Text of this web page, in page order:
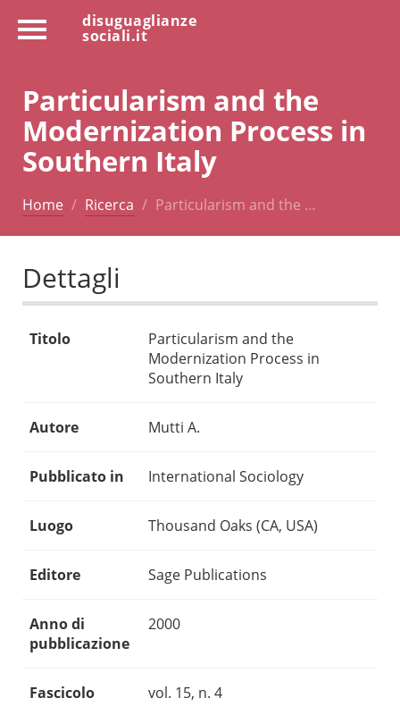
disuguaglianze
sociali.it
Particularism and the
Modernization Process in
Southern Italy
Home Ricerca Particularism and the …
Dettagli
Titolo
Particularism and the
Modernization Process in
Southern Italy
Autore Mutti A.
Pubblicato in International Sociology
Luogo Thousand Oaks (CA, USA)
Editore Sage Publications
Anno di
pubblicazione
2000
Fascicolo vol. 15, n. 4